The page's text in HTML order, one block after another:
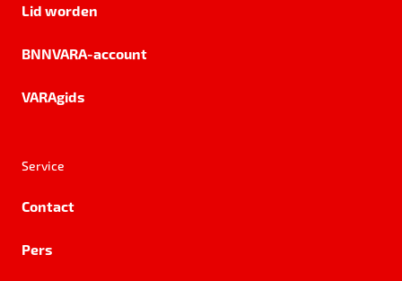
Lid worden
BNNVARA-account
VARAgids
Service
Contact
Pers